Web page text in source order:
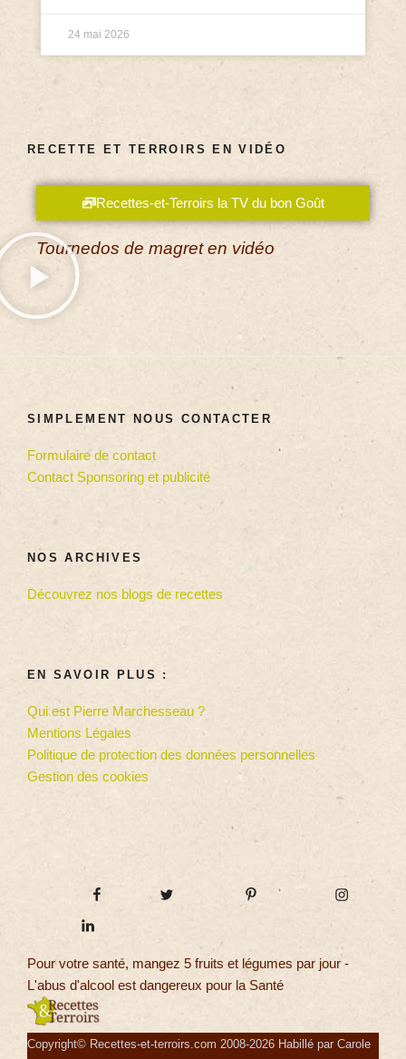
24 mai 2026
RECETTE ET TERROIRS EN VIDÉO
Recettes-et-Terroirs la TV du bon Goût
Tournedos de magret en vidéo
SIMPLEMENT NOUS CONTACTER
Formulaire de contact
Contact Sponsoring et publicité
NOS ARCHIVES
Découvrez nos blogs de recettes
EN SAVOIR PLUS :
Qui est Pierre Marchesseau ?
Mentions Légales
Politique de protection des données personnelles
Gestion des cookies
Pour votre santé, mangez 5 fruits et légumes par jour -
L'abus d'alcool est dangereux pour la Santé
Copyright© Recettes-et-terroirs.com 2008-2026 Habillé par Carole